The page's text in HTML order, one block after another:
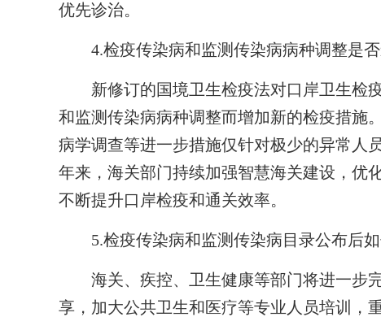
优先诊治。
4.检疫传染病和监测传染病病种调整是
新修订的国境卫生检疫法对口岸卫生检
和监测传染病病种调整而增加新的检疫措施
病学调查等进一步措施仅针对极少的异常人
年来，海关部门持续加强智慧海关建设，优
不断提升口岸检疫和通关效率。
5.检疫传染病和监测传染病目录公布后
海关、疾控、卫生健康等部门将进一步
享，加大公共卫生和医疗等专业人员培训，